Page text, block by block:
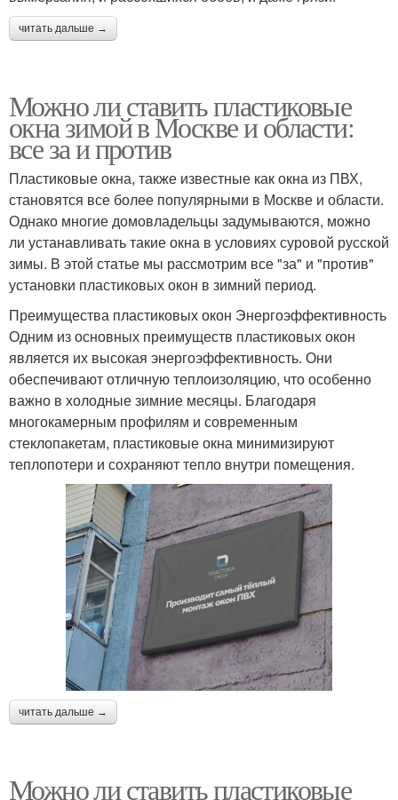
читать дальше →
Можно ли ставить пластиковые
окна зимой в Москве и области:
все за и против
Пластиковые окна, также известные как окна из ПВХ,
становятся все более популярными в Москве и области.
Однако многие домовладельцы задумываются, можно
ли устанавливать такие окна в условиях суровой русской
зимы. В этой статье мы рассмотрим все "за" и "против"
установки пластиковых окон в зимний период.
Преимущества пластиковых окон Энергоэффективность
Одним из основных преимуществ пластиковых окон
является их высокая энергоэффективность. Они
обеспечивают отличную теплоизоляцию, что особенно
важно в холодные зимние месяцы. Благодаря
многокамерным профилям и современным
стеклопакетам, пластиковые окна минимизируют
теплопотери и сохраняют тепло внутри помещения.
читать дальше →
Можно ли ставить пластиковые